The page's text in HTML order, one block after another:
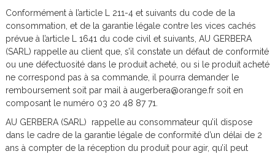
Conformément à l’article L 211-4 et suivants du code de la
consommation, et de la garantie légale contre les vices cachés
prévue à l’article L 1641 du code civil et suivants, AU GERBERA
(SARL) rappelle au client que, s’il constate un défaut de conformité
ou une défectuosité dans le produit acheté, ou si le produit acheté
ne correspond pas à sa commande, il pourra demander le
remboursement soit par mail à augerbera@orange.fr soit en
composant le numéro 03 20 48 87 71.
AU GERBERA (SARL) rappelle au consommateur qu’il dispose
dans le cadre de la garantie légale de conformité d’un délai de 2
ans à compter de la réception du produit pour agir, qu’il peut